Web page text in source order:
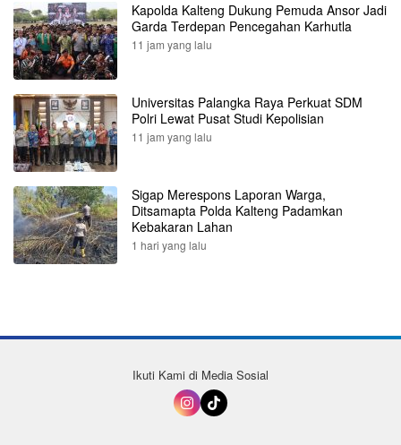
Kapolda Kalteng Dukung Pemuda Ansor Jadi
Garda Terdepan Pencegahan Karhutla
11 jam yang lalu
Universitas Palangka Raya Perkuat SDM
Polri Lewat Pusat Studi Kepolisian
11 jam yang lalu
Sigap Merespons Laporan Warga,
Ditsamapta Polda Kalteng Padamkan
Kebakaran Lahan
1 hari yang lalu
Ikuti Kami di Media Sosial